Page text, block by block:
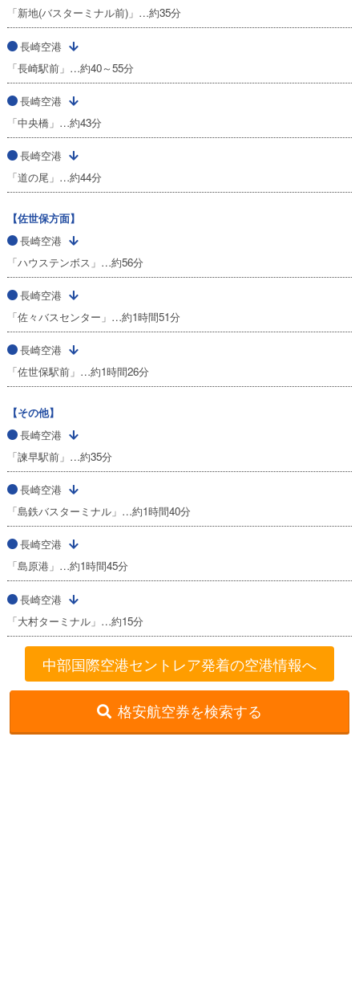
「新地(バスターミナル前)」…約35分
長崎空港
「長崎駅前」…約40～55分
長崎空港
「中央橋」…約43分
長崎空港
「道の尾」…約44分
【佐世保方面】
長崎空港
「ハウステンボス」…約56分
長崎空港
「佐々バスセンター」…約1時間51分
長崎空港
「佐世保駅前」…約1時間26分
【その他】
長崎空港
「諫早駅前」…約35分
長崎空港
「島鉄バスターミナル」…約1時間40分
長崎空港
「島原港」…約1時間45分
長崎空港
「大村ターミナル」…約15分
中部国際空港セントレア発着の空港情報へ
格安航空券を検索する